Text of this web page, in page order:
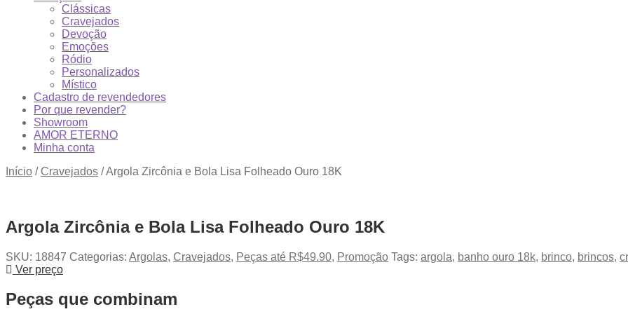
Clássicas
Cravejados
Devoção
Emoções
Ródio
Personalizados
Místico
Cadastro de revendedores
Por que revender?
Showroom
AMOR ETERNO
Minha conta
Início / Cravejados /Argola Zircônia e Bola Lisa Folheado Ouro 18K
Argola Zircônia e Bola Lisa Folheado Ouro 18K
SKU: 18847 Categorias: Argolas, Cravejados, Peças até R$49.90, Promoção Tags: argola, banho ouro 18k, brinco, brincos,
Ver preço
Peças que combinam